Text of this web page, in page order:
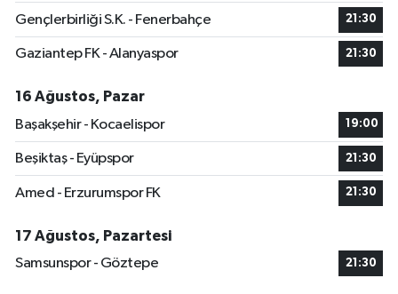
Gençlerbirliği S.K. - Fenerbahçe 21:30
Gaziantep FK - Alanyaspor 21:30
16 Ağustos, Pazar
Başakşehir - Kocaelispor
19:00
Beşiktaş - Eyüpspor 21:30
Amed - Erzurumspor FK 21:30
17 Ağustos, Pazartesi
Samsunspor - Göztepe
21:30